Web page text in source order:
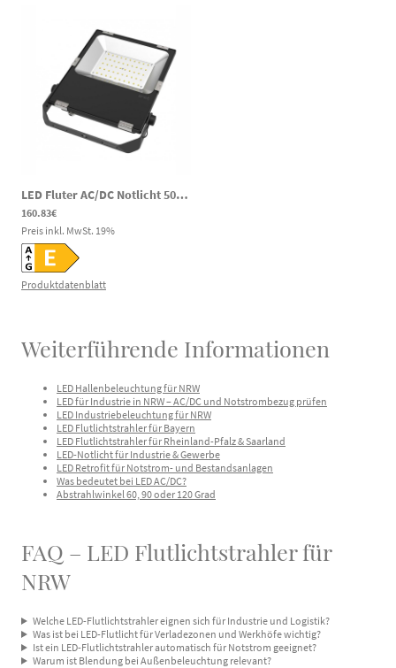
LED Fluter AC/DC Notlicht 50W 5500lm 5000K 80-269V DC 100-277V AC speziell für Wasserwerke und Zisternen
160.83€
Preis inkl. MwSt. 19%
Produktdatenblatt
Weiterführende Informationen
LED Hallenbeleuchtung für NRW
LED für Industrie in NRW – AC/DC und Notstrombezug prüfen
LED Industriebeleuchtung für NRW
LED Flutlichtstrahler für Bayern
LED Flutlichtstrahler für Rheinland-Pfalz & Saarland
LED-Notlicht für Industrie & Gewerbe
LED Retrofit für Notstrom- und Bestandsanlagen
Was bedeutet bei LED AC/DC?
Abstrahlwinkel 60, 90 oder 120 Grad
FAQ – LED Flutlichtstrahler für
NRW
Welche LED-Flutlichtstrahler eignen sich für Industrie und Logistik?
Was ist bei LED-Flutlicht für Verladezonen und Werkhöfe wichtig?
Ist ein LED-Flutlichtstrahler automatisch für Notstrom geeignet?
Warum ist Blendung bei Außenbeleuchtung relevant?